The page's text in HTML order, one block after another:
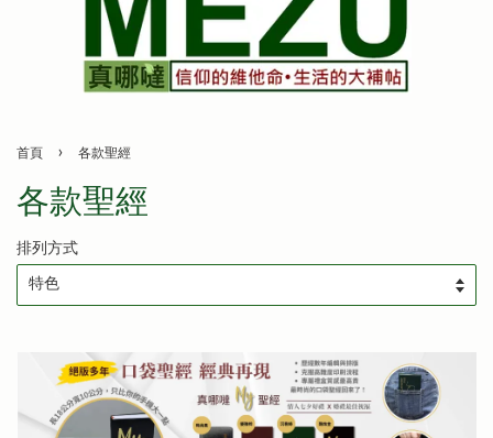
首頁 › 各款聖經
各款聖經
排列方式